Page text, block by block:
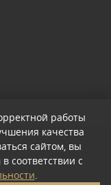
.
работы
качества
сайтом, вы
соответствии с
.